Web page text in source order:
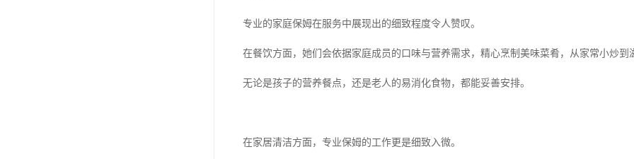
专业的家庭保姆在服务中展现出的细致程度令人赞叹。
在餐饮方面，她们会依据家庭成员的口味与营养需求，精心烹制美味菜肴，从家常小炒到
无论是孩子的营养餐点，还是老人的易消化食物，都能妥善安排。
在家居清洁方面，专业保姆的工作更是细致入微。